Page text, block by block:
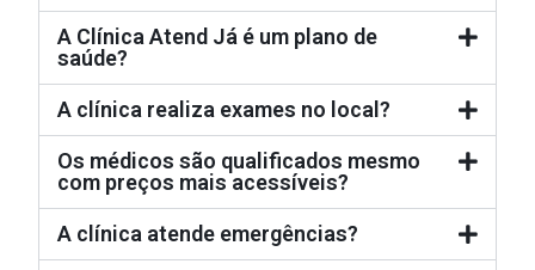
A Clínica Atend Já é um plano de
saúde?
A clínica realiza exames no local?
Os médicos são qualificados mesmo
com preços mais acessíveis?
A clínica atende emergências?